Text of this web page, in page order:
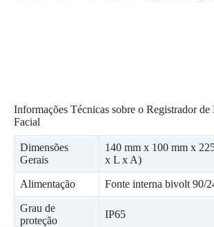
Informações Técnicas sobre o Registrador de
Facial
Dimensões
Gerais
140 mm x 100 mm x
x L x A)
Alimentação Fonte interna bivolt 90/
Grau de
proteção
IP65